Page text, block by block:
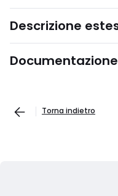
Descrizione
Documentazione
Torna indietro